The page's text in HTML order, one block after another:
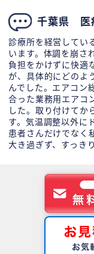
千葉県 医
診療所を経営してい
います。体調を崩さ
負担をかけずに快適
が、具体的にどのよ
んでした。エアコン
合った業務用エアコ
した。取り付けてか
す。気温調整以外に
患者さんだけでなく
大き過ぎず、すっき